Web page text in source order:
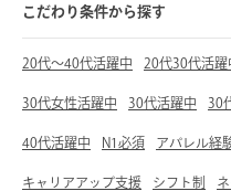
こだわり条件から探す
20代～40代活躍中 20代30代活躍
30代女性活躍中 30代活躍中 30
40代活躍中 N1必須 アパレル経
キャリアアップ支援 シフト制